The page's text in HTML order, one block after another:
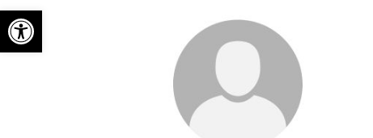
Abrir barra de herramientas